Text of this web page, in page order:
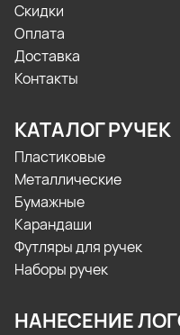
Скидки
Оплата
Доставка
Контакты
КАТАЛОГ РУЧЕК
Пластиковые
Металлические
Бумажные
Карандаши
Футляры для ручек
Наборы ручек
НАНЕСЕНИЕ